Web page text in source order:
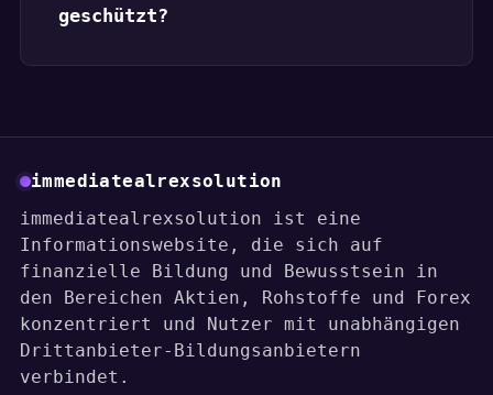
geschützt?
immediatealrexsolution
immediatealrexsolution ist eine
Informationswebsite, die sich auf
finanzielle Bildung und Bewusstsein in
den Bereichen Aktien, Rohstoffe und Forex
konzentriert und Nutzer mit unabhängigen
Drittanbieter-Bildungsanbietern
verbindet.